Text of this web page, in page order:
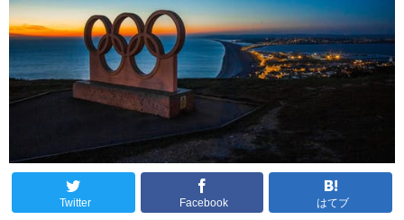
Twitter Facebook はてブ